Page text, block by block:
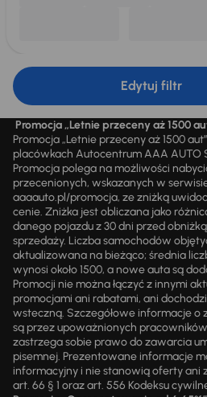
Edytuj filtr
Promocja „Letnie przeceny aż 1500
Promocja „Letnie przeceny aż 1500
placówkach Autocentrum AAA AUTO
Promocja polega na możliwości
przecenionych, wskazanych w
aaaauto.pl/promocja, ze zniżką
cenie. Zniżka jest obliczana jako
danego pojazdu z 30 dni przed
sprzedaży. Liczba samochodów
aktualizowana na bieżąco; średnia
wynosi około 1500, a nowe auta są
Promocji nie można łączyć z innymi
promocjami ani rabatami, ani
wsteczną. Szczegółowe informacje o
są przez upoważnionych
zastrzega sobie prawo do zawarcia
pisemnej. Prezentowane informacje
informacyjny i nie stanowią oferty ani
art. 66 § 1 oraz art. 556 Kodeksu